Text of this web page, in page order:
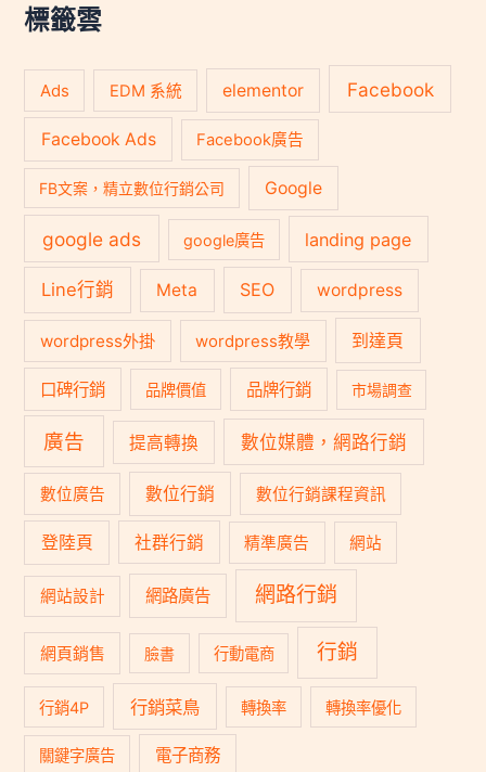
:標籤雲
Ads EDM 系統 elementor Facebook
Facebook Ads Facebook廣告
FB文案，精立數位行銷公司 Google
google ads google廣告 landing page
Line行銷 Meta SEO wordpress
wordpress外掛 wordpress教學 到達頁
口碑行銷 品牌價值 品牌行銷 市場調查
廣告 提高轉換 數位媒體，網路行銷
數位廣告 數位行銷 數位行銷課程資訊
登陸頁 社群行銷 精準廣告 網站
網站設計 網路廣告 網路行銷
網頁銷售 臉書 行動電商 行銷
行銷4P 行銷菜鳥 轉換率 轉換率優化
關鍵字廣告 電子商務